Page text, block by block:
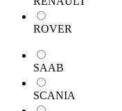
ROVER
SAAB
SCANIA